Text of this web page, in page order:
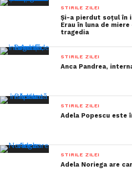
STIRILE ZILEI
Și-a pierdut soțul în
Erau în luna de
tragedia
STIRILE ZILEI
Anca Pandrea,
STIRILE ZILEI
Adela Popescu este
STIRILE ZILEI
Adela Noriega are